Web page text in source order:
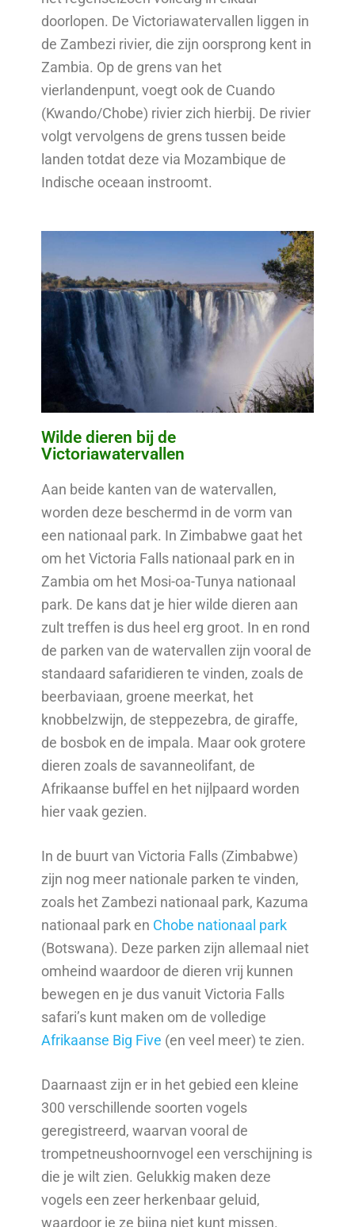
doorlopen. De Victoriawatervallen liggen in
de Zambezi rivier, die zijn oorsprong kent in
Zambia. Op de grens van het
vierlandenpunt, voegt ook de Cuando
(Kwando/Chobe) rivier zich hierbij. De rivier
volgt vervolgens de grens tussen beide
landen totdat deze via Mozambique de
Indische oceaan instroomt.
Wilde dieren bij de
Victoriawatervallen
Aan beide kanten van de watervallen,
worden deze beschermd in de vorm van
een nationaal park. In Zimbabwe gaat het
om het Victoria Falls nationaal park en in
Zambia om het Mosi-oa-Tunya nationaal
park. De kans dat je hier wilde dieren aan
zult treffen is dus heel erg groot. In en rond
de parken van de watervallen zijn vooral de
standaard safaridieren te vinden, zoals de
beerbaviaan, groene meerkat, het
knobbelzwijn, de steppezebra, de giraffe,
de bosbok en de impala. Maar ook grotere
dieren zoals de savanneolifant, de
Afrikaanse buffel en het nijlpaard worden
hier vaak gezien.
In de buurt van Victoria Falls (Zimbabwe)
zijn nog meer nationale parken te vinden,
zoals het Zambezi nationaal park, Kazuma
nationaal park en Chobe nationaal park
(Botswana). Deze parken zijn allemaal niet
omheind waardoor de dieren vrij kunnen
bewegen en je dus vanuit Victoria Falls
safari’s kunt maken om de volledige
Afrikaanse Big Five (en veel meer) te zien.
Daarnaast zijn er in het gebied een kleine
300 verschillende soorten vogels
geregistreerd, waarvan vooral de
trompetneushoornvogel een verschijning is
die je wilt zien. Gelukkig maken deze
vogels een zeer herkenbaar geluid,
waardoor je ze bijna niet kunt missen.